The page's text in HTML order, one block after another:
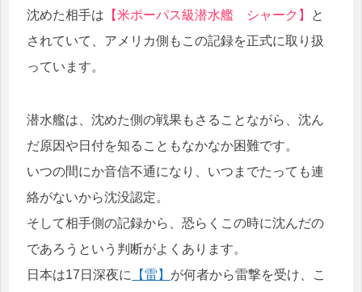
沈めた相手は 【米ポーパス級潜水艦 シャーク】
と
されていて、アメリカ側もこの記録を正式に取り扱
っています。
潜水艦は、沈めた側の戦果もさることながら、沈ん
だ原因や日付を知ることもなかなか困難です。
いつの間にか音信不通になり、いつまでたっても連
絡がないから沈没認定。
そして相手側の記録から、恐らくこの時に沈んだの
であろうという判断がよくあります。
日本は17日深夜に
【雷】 が何者から雷撃を受け、こ